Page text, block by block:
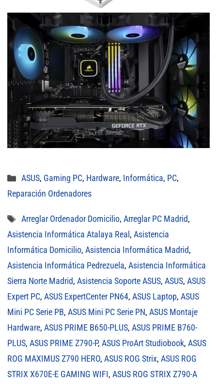
Categorías
ASUS, Gaming PC, Hardware, Informática, PC,
Reparación Ordenadores
Etiquetas
Arreglar Ordenador Domicilio, Arreglar PC Madrid,
Asistencia Informática Atalaya Real , Asistencia
Informática Domicilio, Asistencia Informática Madrid,
Asistencia Informática Pedrezuela, Asistencia Informática
Sierra Norte Madrid, Asistencia Soporte ASUS, ASUS, ASUS
Expert PC, ASUS ExpertCenter PN64, ASUS Laptop, ASUS
Mini PC Serie PB, ASUS Mini PC Serie PN, ASUS Montaje
Hardware, ASUS PRIME B650-PLUS, ASUS PRIME B760-
PLUS, ASUS PRIME Z790-P, ASUS ProArt Studiobook, ASUS
ROG MAXIMUS Z790 HERO, ASUS ROG Strix, ASUS ROG
STRIX X670E-E GAMING WIFI, ASUS ROG STRIX Z790-A